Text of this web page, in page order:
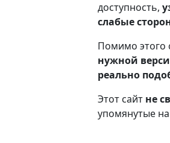
доступность,
слабые
Помимо этого
нужной
реально
Этот сайт не
упомянутые